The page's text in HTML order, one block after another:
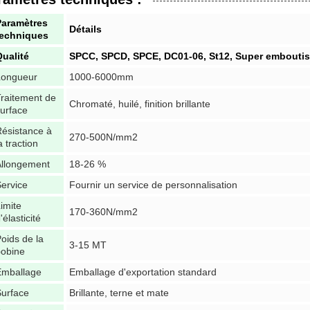
Détails
SPCC, SPCD, SPCE, DC01-06, St12, Super
1000-6000mm
de
Chromaté, huilé, finition brillante
à
traction
270-500N/mm2
18-26 %
Fournir un service de personnalisation
170-360N/mm2
de la
3-15 MT
Emballage d'exportation standard
Brillante, terne et mate